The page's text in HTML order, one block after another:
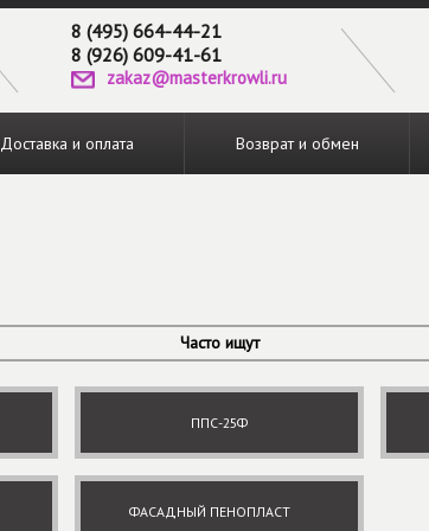
8 (495) 664-44-21
8 (926) 609-41-61
zakaz@masterkrowli.ru
Доставка и оплата Возврат и обмен
Часто ищут
ППС-25Ф
ФАСАДНЫЙ ПЕНОПЛАСТ